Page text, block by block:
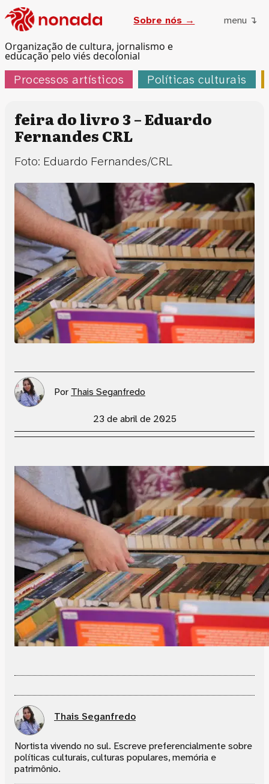
Organização de cultura, jornalismo e
educação pelo viés decolonial
Sobre nós → menu ↴
Processos artísticos Políticas culturais
feira do livro 3 – Eduardo
Fernandes CRL
Foto: Eduardo Fernandes/CRL
Por Thais Seganfredo
23 de abril de 2025
Thais Seganfredo
Nortista vivendo no sul. Escreve preferencialmente sobre
políticas culturais, culturas populares, memória e
patrimônio.